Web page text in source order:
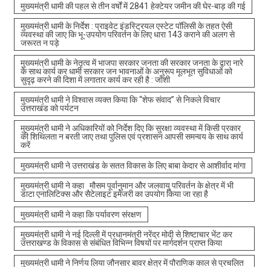
मुख्यमंत्री धामी की पहल से तीन वर्षों में 2841 हेक्टेयर जमीन की घेर-बाड़ की गई
मुख्यमंत्री धामी के निर्देश : प्राइवेट इंडस्ट्रियल एस्टेट पॉलिसी के तहत ऐसी
व्यवस्था की जाए कि भू-उपयोग परिवर्तन के लिए धारा 143 कराने की अलग से
जरूरत न पड़े
मुख्यमंत्री धामी के नेतृत्व में भाजपा सरकार जनता की सरकार जनता के द्वारा नारे
के साथ कार्य कर धामी सरकार जन भावनाओं के अनुरूप मूलभूत सुविधाओं को
सुदृढ़ करने की दिशा में लगातार कार्य कर रही है : जोशी
मुख्यमंत्री धामी ने विश्वास व्यक्त किया कि “शेफ संवाद” से निकले विचार
उत्तराखंड को पर्यटन
मुख्यमंत्री धामी ने अधिकारियों को निर्देश दिए कि सुरक्षा व्यवस्था में किसी प्रकार
की शिथिलता न बरती जाए तथा पुलिस एवं प्रशासन आपसी समन्वय के साथ कार्य
करें
मुख्यमंत्री धामी ने उत्तराखंड के सतत विकास के लिए बाबा केदार से आशीर्वाद मांगा
मुख्यमंत्री धामी ने कहा मौसम पूर्वानुमान और जलवायु परिवर्तन के क्षेत्र में भी
डाटा एनालिटिक्स और सैटेलाइट इमेजरी का उपयोग किया जा रहा है
मुख्यमंत्री धामी ने कहा कि पर्यावरण संरक्षण
मुख्यमंत्री धामी ने नई दिल्ली में प्रधानमंत्री नरेंद्र मोदी से शिष्टाचार भेंट कर
उत्तराखण्ड के विकास से संबंधित विभिन्न विषयों पर मार्गदर्शन प्राप्त किया
मुख्यमंत्री धामी ने निर्णय लिया जौनसार बावर क्षेत्र में पौराणिक काल से प्रचलित